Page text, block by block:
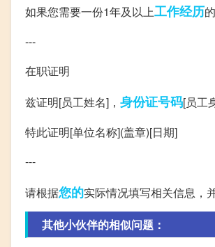
如果您需要一份1年及以上工作经历
---
在职证明
兹证明[员工姓名]， 身份证号码[员工
特此证明[单位名称](盖章)[日期]
---
请根据您的实际情况填写相关信息，
其他小伙伴的相似问题：